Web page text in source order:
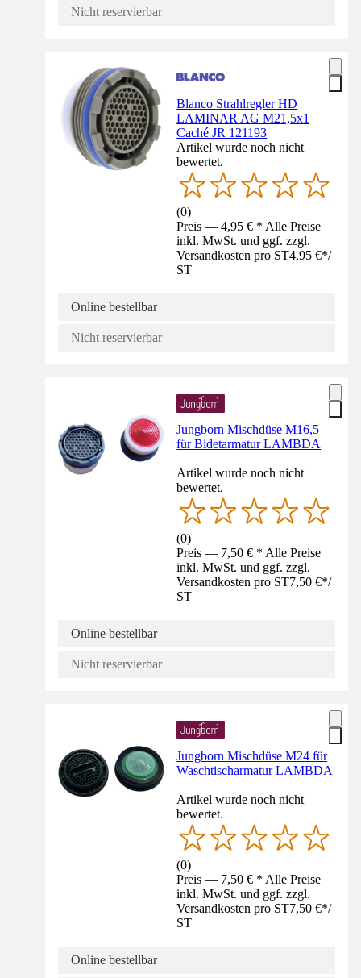
Nicht reservierbar
Blanco Strahlregler HD
LAMINAR AG M21,5x1
Caché JR 121193
Artikel wurde noch nicht
bewertet.
(0)
Preis — 4,95 € * Alle Preise
inkl. MwSt. und ggf. zzgl.
Versandkosten pro ST4,95 €*/
ST
Online bestellbar
Nicht reservierbar
Jungborn Mischdüse M16,5
für Bidetarmatur LAMBDA
Artikel wurde noch nicht
bewertet.
(0)
Preis — 7,50 € * Alle Preise
inkl. MwSt. und ggf. zzgl.
Versandkosten pro ST7,50 €*/
ST
Online bestellbar
Nicht reservierbar
Jungborn Mischdüse M24 für
Waschtischarmatur LAMBDA
Artikel wurde noch nicht
bewertet.
(0)
Preis — 7,50 € * Alle Preise
inkl. MwSt. und ggf. zzgl.
Versandkosten pro ST7,50 €*/
ST
Online bestellbar